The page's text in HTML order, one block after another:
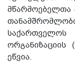
მწარმოებელთა
ორგანიზაციის
ეწვია.